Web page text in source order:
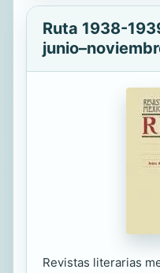
Ruta 1938-
Revistas literarias